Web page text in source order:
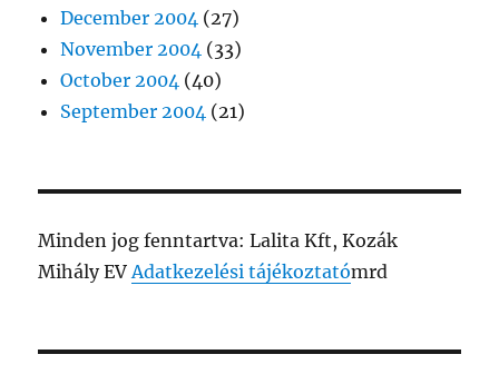
December 2004 (27)
November 2004 (33)
October 2004 (40)
September 2004 (21)
Minden jog fenntartva: Lalita Kft, Kozák
Mihály EVAdatkezelési tájékoztatómrd